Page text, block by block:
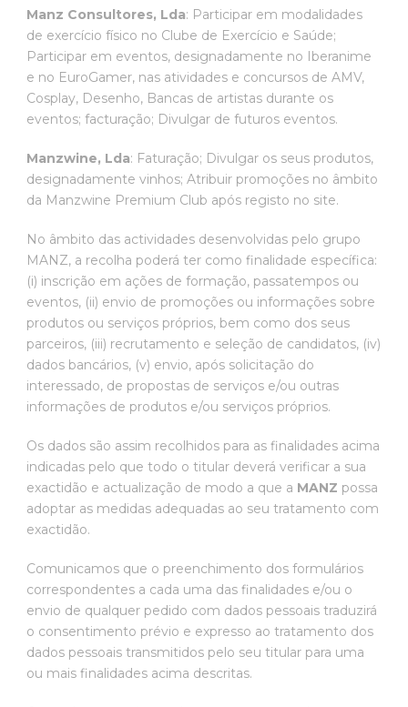
Manz Consultores, Lda: Participar em modalidades
de exercício físico no Clube de Exercício e Saúde;
Participar em eventos, designadamente no Iberanime
e no EuroGamer, nas atividades e concursos de AMV,
Cosplay, Desenho, Bancas de artistas durante os
eventos; facturação; Divulgar de futuros eventos.
Manzwine, Lda: Faturação; Divulgar os seus produtos,
designadamente vinhos; Atribuir promoções no âmbito
da Manzwine Premium Club após registo no site.
No âmbito das actividades desenvolvidas pelo grupo
MANZ, a recolha poderá ter como finalidade específica:
(i) inscrição em ações de formação, passatempos ou
eventos, (ii) envio de promoções ou informações sobre
produtos ou serviços próprios, bem como dos seus
parceiros, (iii) recrutamento e seleção de candidatos, (iv)
dados bancários, (v) envio, após solicitação do
interessado, de propostas de serviços e/ou outras
informações de produtos e/ou serviços próprios.
Os dados são assim recolhidos para as finalidades acima
indicadas pelo que todo o titular deverá verificar a sua
exactidão e actualização de modo a que a MANZ possa
adoptar as medidas adequadas ao seu tratamento com
exactidão.
Comunicamos que o preenchimento dos formulários
correspondentes a cada uma das finalidades e/ou o
envio de qualquer pedido com dados pessoais traduzirá
o consentimento prévio e expresso ao tratamento dos
dados pessoais transmitidos pelo seu titular para uma
ou mais finalidades acima descritas.